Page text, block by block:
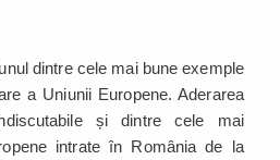
dintre cele mai bune exemple
a Uniunii Europene. Aderarea
și dintre cele mai
intrate în România de la